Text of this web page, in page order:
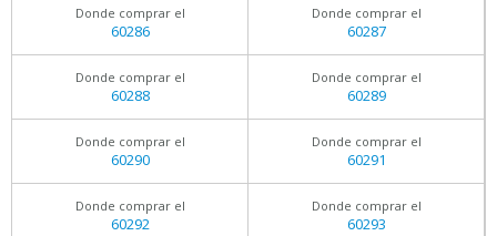
Donde comprar el
60286
Donde comprar el
60287
Donde comprar el
60288
Donde comprar el
60289
Donde comprar el
60290
Donde comprar el
60291
Donde comprar el
60292
Donde comprar el
60293